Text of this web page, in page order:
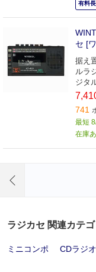
有料
セ [
据え
ルラ
ジタ
741
最短
在庫
ラジカセ 関連カテゴ
ミニコンポ CDラジオ